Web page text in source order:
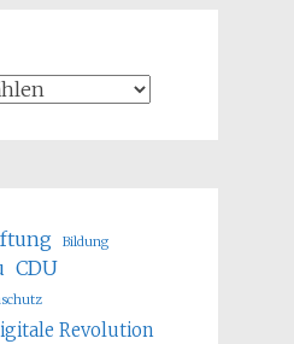
Bildung
CDU
Revolution